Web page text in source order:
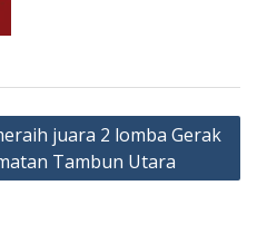
juara 2 lomba Gerak
Tambun Utara